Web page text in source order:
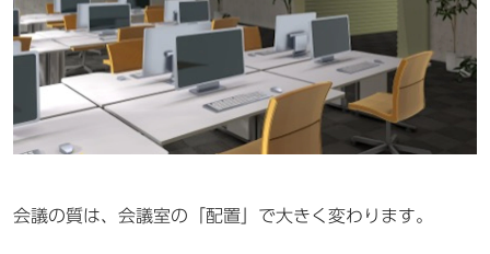
会議の質は、会議室の「配置」で大きく変わります。